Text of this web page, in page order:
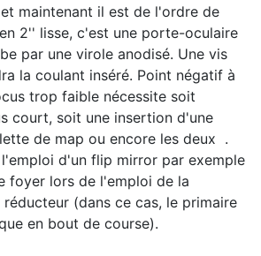
maintenant il est de l'ordre de
2'' lisse, c'est une porte-oculaire
par une virole anodisé. Une vis
la coulant inséré. Point négatif à
trop faible nécessite soit
court, soit une insertion d'une
de map ou encore les deux .
d'un flip mirror par exemple
foyer lors de l'emploi de la
(dans ce cas, le primaire
en bout de course).